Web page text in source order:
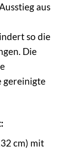
aus
so die
Die
gereinigte
cm) mit